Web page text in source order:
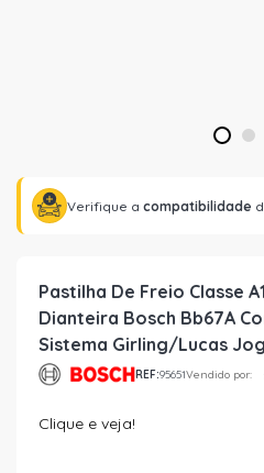
1 2
Verifique a compatibilidade
Pastilha De Freio Classe
Dianteira Bosch Bb67A
Sistema Girling/Lucas
REF:95651Vendido por:
Clique e veja!